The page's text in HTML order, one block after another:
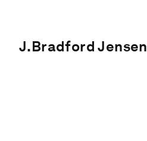
J.Bradford Jensen